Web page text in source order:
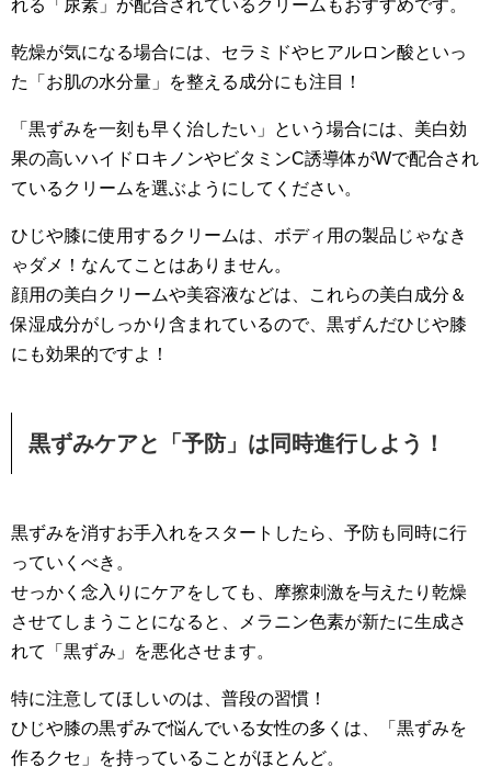
れる「尿素」が配合されているクリームもおすすめです。
乾燥が気になる場合には、セラミドやヒアルロン酸といっ
た「お肌の水分量」を整える成分にも注目！
「黒ずみを一刻も早く治したい」という場合には、美白効
果の高いハイドロキノンやビタミンC誘導体がWで配合され
ているクリームを選ぶようにしてください。
ひじや膝に使用するクリームは、ボディ用の製品じゃなき
ゃダメ！なんてことはありません。
顔用の美白クリームや美容液などは、これらの美白成分＆
保湿成分がしっかり含まれているので、黒ずんだひじや膝
にも効果的ですよ！
黒ずみケアと「予防」は同時進行しよう！
黒ずみを消すお手入れをスタートしたら、予防も同時に行
っていくべき。
せっかく念入りにケアをしても、摩擦刺激を与えたり乾燥
させてしまうことになると、メラニン色素が新たに生成さ
れて「黒ずみ」を悪化させます。
特に注意してほしいのは、普段の習慣！
ひじや膝の黒ずみで悩んでいる女性の多くは、「黒ずみを
作るクセ」を持っていることがほとんど。